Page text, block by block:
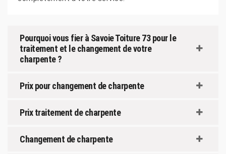
Pourquoi vous fier à Savoie Toiture 73 pour le
traitement et le changement de votre
charpente ?
Prix pour changement de charpente
Prix traitement de charpente
Changement de charpente